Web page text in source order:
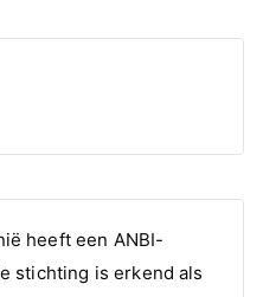
heeft een ANBI-
stichting is erkend als